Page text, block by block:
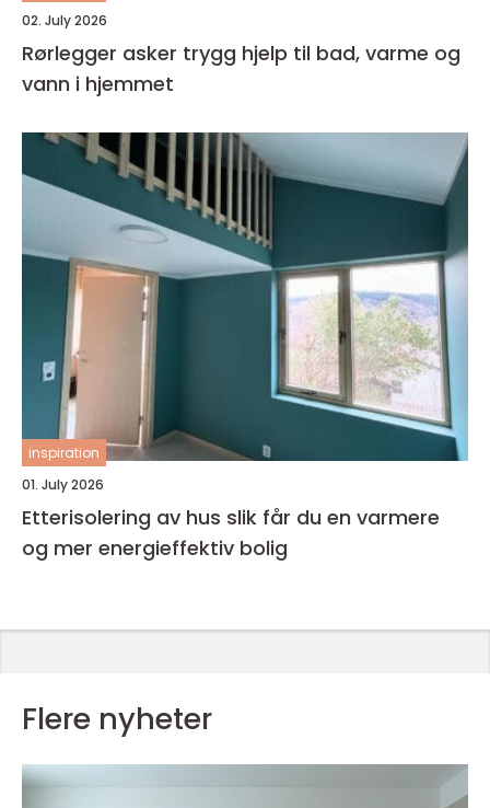
02. July 2026
Rørlegger asker trygg hjelp til bad, varme og
vann i hjemmet
inspiration
01. July 2026
Etterisolering av hus slik får du en varmere
og mer energieffektiv bolig
Flere nyheter